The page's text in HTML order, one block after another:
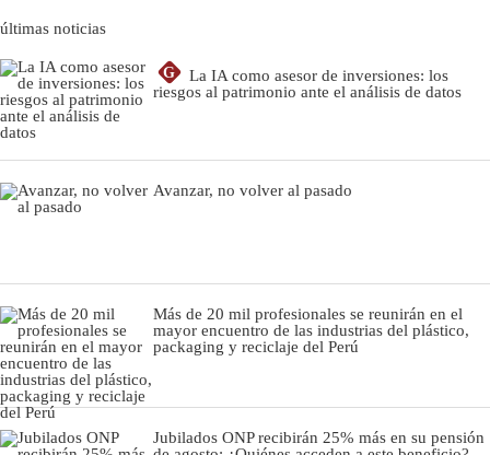
últimas noticias
G
La IA como asesor de inversiones: los
riesgos al patrimonio ante el análisis de datos
Avanzar, no volver al pasado
Más de 20 mil profesionales se reunirán en el
mayor encuentro de las industrias del plástico,
packaging y reciclaje del Perú
Jubilados ONP recibirán 25% más en su pensión